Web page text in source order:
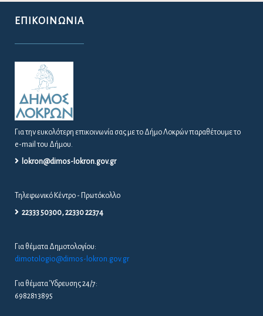
ΕΠΙΚΟΙΝΩΝΊΑ
Για την ευκολότερη επικοινωνία σας με το Δήμο Λοκρών παραθέτουμε το
e-mail του Δήμου.
lokron@dimos-lokron.gov.gr
Τηλεφωνικό Κέντρο - Πρωτόκολλο
22333 50300, 22330 22374
Για θέματα Δημοτολογίου:
dimotologio@dimos-lokron.gov.gr
Για θέματα Ύδρευσης 24/7:
6982813895